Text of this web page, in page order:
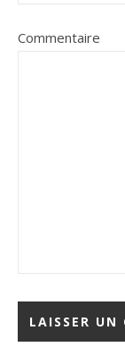
Commentaire